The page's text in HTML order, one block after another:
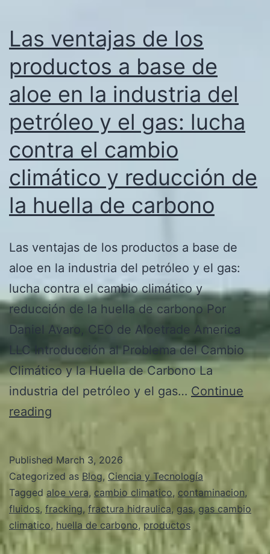
Las ventajas de los
productos a base de
aloe en la industria del
petróleo y el gas: lucha
contra el cambio
climático y reducción de
la huella de carbono
Las ventajas de los productos a base de
aloe en la industria del petróleo y el gas:
lucha contra el cambio climático y
reducción de la huella de carbono Por
Daniel Avaro, CEO de Aloetrade America
LLC Introducción al Problema del Cambio
Climático y la Huella de Carbono La
industria del petróleo y el gas… Continue
reading
los
productos
a
base
Published March 3, 2026
Categorized as Blog, Ciencia y Tecnología
Tagged aloe vera, cambio climatico, contaminacion,
fluidos, fracking, fractura hidraulica, gas, gas cambio
climatico, huella de carbono,productos